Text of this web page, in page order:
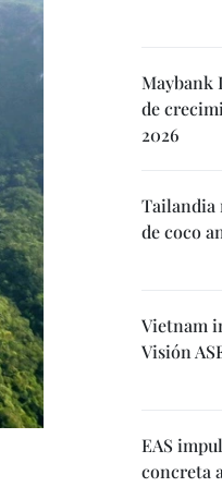
Maybank
de
2026
Tailandia
de coco
Vietnam
Visión
EAS
concreta